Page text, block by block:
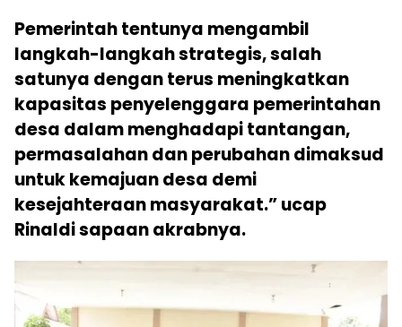
Pemerintah tentunya mengambil
langkah-langkah strategis, salah
satunya dengan terus meningkatkan
kapasitas penyelenggara pemerintahan
desa dalam menghadapi tantangan,
permasalahan dan perubahan dimaksud
untuk kemajuan desa demi
kesejahteraan masyarakat.” ucap
Rinaldi sapaan akrabnya.